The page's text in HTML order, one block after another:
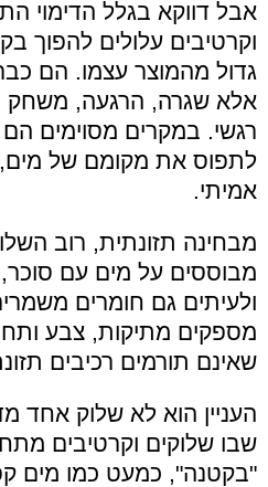
אבל דווקא בגלל הדימוי
וקרטיבים עלולים להפוך
גדול מהמוצר עצמו. הם
אלא שגרה, הרגעה, משחק
רגשי. במקרים מסוימים
לתפוס את מקומם של מים,
אמיתי.
מבחינה תזונתית, רוב
מבוססים על מים עם
ולעיתים גם חומרים
מספקים מתיקות, צבע
שאינם תורמים רכיבים
העניין הוא לא שלוק אחד
שבו שלוקים וקרטיבים
"בקטנה", כמעט כמו מים